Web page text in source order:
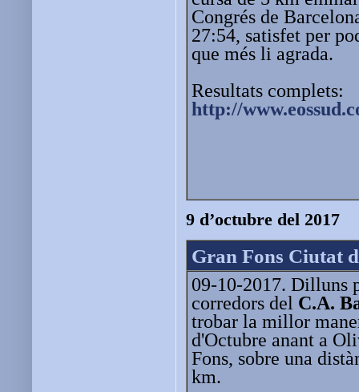
Congrés de
27:54, satisfet per
que més li agrada.
Resultats complets:
http://
9 d’octubre del 2017
Gran Fons Ciutat
09-10-2017. Dilluns
corredors del C.A.
trobar la millor
d'Octubre anant a
Fons, sobre una
km.